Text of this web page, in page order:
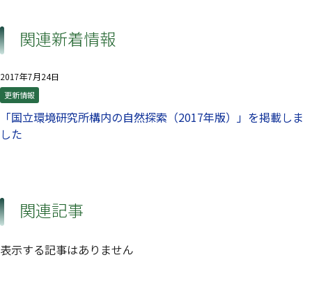
関連新着情報
2017年7月24日
更新情報
「国立環境研究所構内の自然探索（2017年版）」を掲載しま
した
関連記事
表示する記事はありません